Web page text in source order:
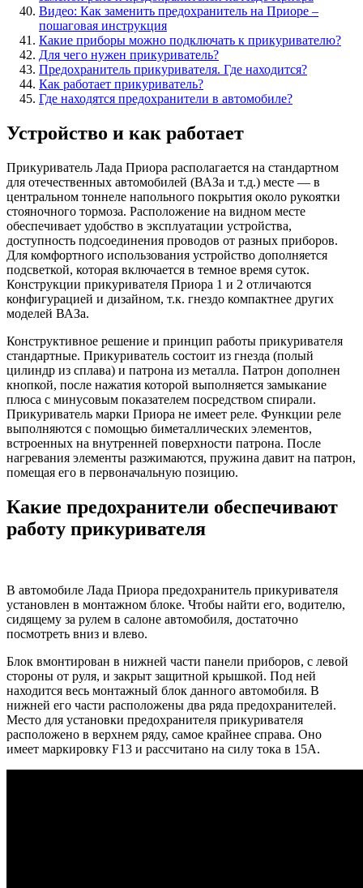
Видео: Как заменить предохранитель на Приоре –
пошаговая инструкция
Какие приборы можно подключать к прикуривателю?
Для чего нужен прикуриватель?
Предохранитель прикуривателя. Где находится?
Как работает прикуриватель?
Где находятся предохранители в автомобиле?
Устройство и как работает
Прикуриватель Лада Приора располагается на стандартном
для отечественных автомобилей (ВАЗа и т.д.) месте — в
центральном тоннеле напольного покрытия около рукоятки
стояночного тормоза. Расположение на видном месте
обеспечивает удобство в эксплуатации устройства,
доступность подсоединения проводов от разных приборов.
Для комфортного использования устройство дополняется
подсветкой, которая включается в темное время суток.
Конструкции прикуривателя Приора 1 и 2 отличаются
конфигурацией и дизайном, т.к. гнездо компактнее других
моделей ВАЗа.
Конструктивное решение и принцип работы прикуривателя
стандартные. Прикуриватель состоит из гнезда (полый
цилиндр из сплава) и патрона из металла. Патрон дополнен
кнопкой, после нажатия которой выполняется замыкание
плюса с минусовым показателем посредством спирали.
Прикуриватель марки Приора не имеет реле. Функции реле
выполняются с помощью биметаллических элементов,
встроенных на внутренней поверхности патрона. После
нагревания элементы разжимаются, пружина давит на патрон,
помещая его в первоначальную позицию.
Какие предохранители обеспечивают
работу прикуривателя
В автомобиле Лада Приора предохранитель прикуривателя
установлен в монтажном блоке. Чтобы найти его, водителю,
сидящему за рулем в салоне автомобиля, достаточно
посмотреть вниз и влево.
Блок вмонтирован в нижней части панели приборов, с левой
стороны от руля, и закрыт защитной крышкой. Под ней
находится весь монтажный блок данного автомобиля. В
нижней его части расположены два ряда предохранителей.
Место для установки предохранителя прикуривателя
расположено в верхнем ряду, самое крайнее справа. Оно
имеет маркировку F13 и рассчитано на силу тока в 15А.